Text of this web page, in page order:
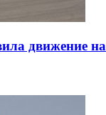
движение